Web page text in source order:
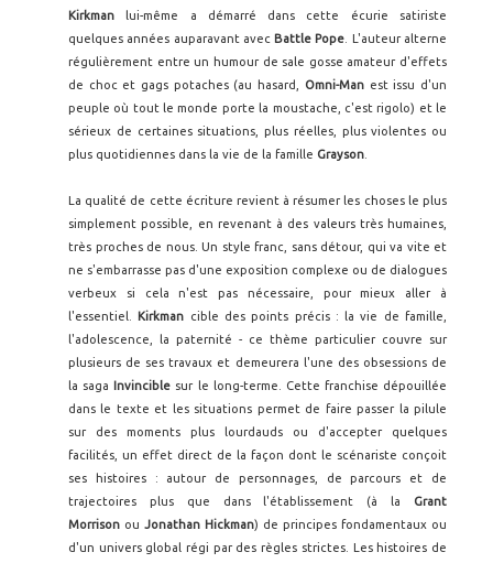
Kirkman lui-même a démarré dans cette écurie satiriste
quelques années auparavant avec Battle Pope . L'auteur alterne
régulièrement entre un humour de sale gosse amateur d'effets
de choc et gags potaches (au hasard, Omni-Manest issu d'un
peuple où tout le monde porte la moustache, c'est rigolo) et le
sérieux de certaines situations, plus réelles, plus violentes ou
plus quotidiennes dans la vie de la famille Grayson
La qualité de cette écriture revient à résumer les choses le plus
simplement possible, en revenant à des valeurs très humaines,
très proches de nous. Un style franc, sans détour, qui va vite et
ne s'embarrasse pas d'une exposition complexe ou de dialogues
verbeux si cela n'est pas nécessaire, pour mieux aller à
l'essentiel. Kirkman cible des points précis : la vie de famille,
l'adolescence, la paternité - ce thème particulier couvre sur
plusieurs de ses travaux et demeurera l'une des obsessions de
la saga Invincible sur le long-terme. Cette franchise dépouillée
dans le texte et les situations permet de faire passer la pilule
sur des moments plus lourdauds ou d'accepter quelques
facilités, un effet direct de la façon dont le scénariste conçoit
ses histoires : autour de personnages, de parcours et de
trajectoires plus que dans l'établissement (à la Grant
Morrison ou Jonathan Hickman) de principes fondamentaux ou
d'un univers global régi par des règles strictes. Les histoires de